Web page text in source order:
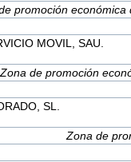
promoción económica
MOVIL, SAU.
Zona de promoción
SL.
Zona de